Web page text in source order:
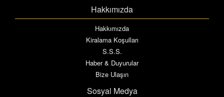
Hakkımızda
Hakkımızda
Kiralama Koşulları
S.S.S.
Haber & Duyurular
Bize Ulaşın
Sosyal Medya